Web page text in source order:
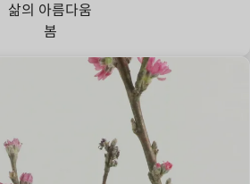
삶의 아름다움
봄